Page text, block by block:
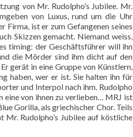
von Mr. Rudolpho’s Jubilee. Mr.
von Luxus, rund um die Uhr
ist er zum Gefangenen seines
Skizzen gemacht. Niemand weiss,
timing: der Geschäftsführer will ihn
die Mörder sind ihm dicht auf den
gerät in eine Gruppe von Künstlern,
haben, wer er ist. Sie halten ihn für
und Interpol nach ihm. Rudolpho
eine von ihnen zu verlieben… MRJ ist
Gorilla, als griechischer Chor. Teils
Rudolpho’s Jubilee auf köstliche